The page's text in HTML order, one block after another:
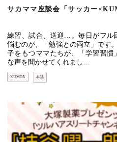
サカママ座談会「サッカー
練習、試合、送迎…。毎日がフル
悩むのが、「勉強との両立」です
子をもつママたちが、「学習習
な声を聞かせてくれまし…
KUMON 本誌